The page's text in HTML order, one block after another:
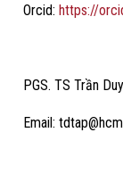
Orcid:https://
PGS. TS Trần
Email: